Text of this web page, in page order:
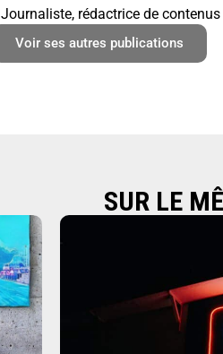
Journaliste, rédactrice de
Voir ses autres publications
SUR LE